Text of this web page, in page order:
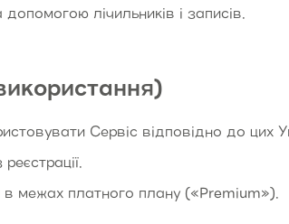
лічильників і записів.
Сервіс відповідно до цих
в межах платного плану («Premium»).